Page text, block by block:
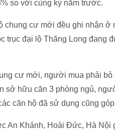
so với cùng kỳ năm trước.
chung cư mới đều ghi nhận ở
trục đại lộ Thăng Long đang
cư mới, người mua phải bỏ
sở hữu căn 3 phòng ngủ,
căn hộ đã sử dụng cũng
An Khánh, Hoài Đức, Hà Nội